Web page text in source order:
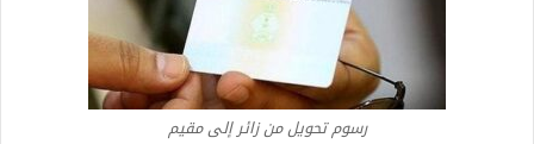
رسوم تحويل من زائر إلى مقيم